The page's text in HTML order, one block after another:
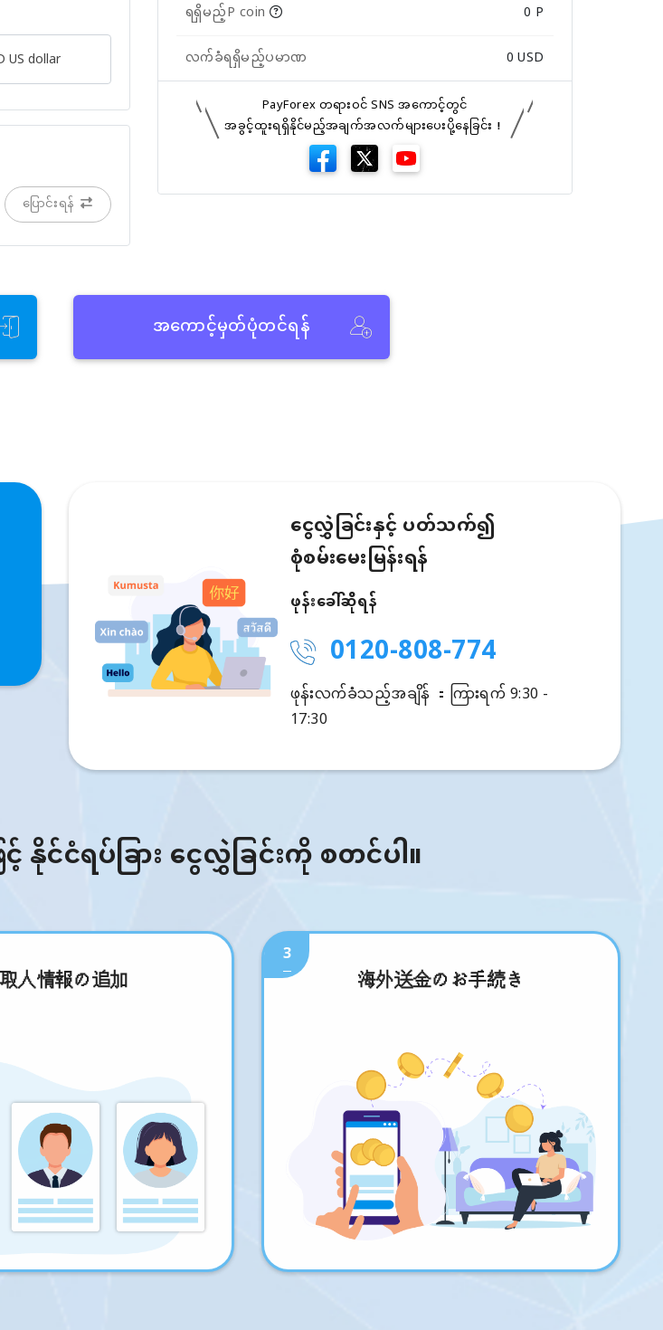
US dollar
ပြောင်းရန်
ရရှိမည့်P coin
0 P
လက်ခံရရှိမည့်ပမာဏ
0USD
PayForex တရားဝင် SNS အကောင့်တွင်
အခွင့်ထူးရရှိနိုင်မည့်အချက်အလက်များပေးပို့နေခြင်း！
အကောင့်မှတ်ပုံတင်ရန်
ငွေလွှဲခြင်းနှင့် ပတ်သက်၍
စုံစမ်းမေးမြန်းရန်
ဖုန်းခေါ်ဆိုရန်
0120-808-774
ဖုန်းလက်ခံသည့်အချိန် ：ကြားရက် 9:30 -
17:30
ငံရပ်ခြား ငွေလွှဲခြင်းကို စတင်ပါ။
人情報の追加
3
海外送金のお手続き